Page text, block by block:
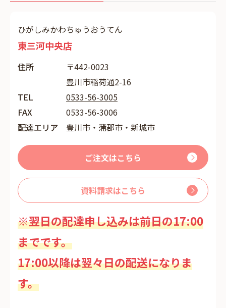
ひがしみかわちゅうおうてん
東三河中央店
住所
〒442-0023
豊川市稲荷通2-16
TEL
0533-56-3005
FAX
0533-56-3006
配達エリア
豊川市・蒲郡市・新城市
ご注文はこちら
資料請求はこちら
※翌日の配達申し込みは前日の17:00
までです。
17:00以降は翌々日の配送になりま
す。